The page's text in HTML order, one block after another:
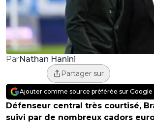
ParNathan Hanini
Partager sur
Ajouter comme source préférée sur Google
Défenseur central très courtisé,
suivi par de nombreux cadors